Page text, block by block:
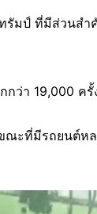
รัมป์ ที่มีส่วนส
กว่า 19,000 ครั้
ะที่มีรถยนต์ห